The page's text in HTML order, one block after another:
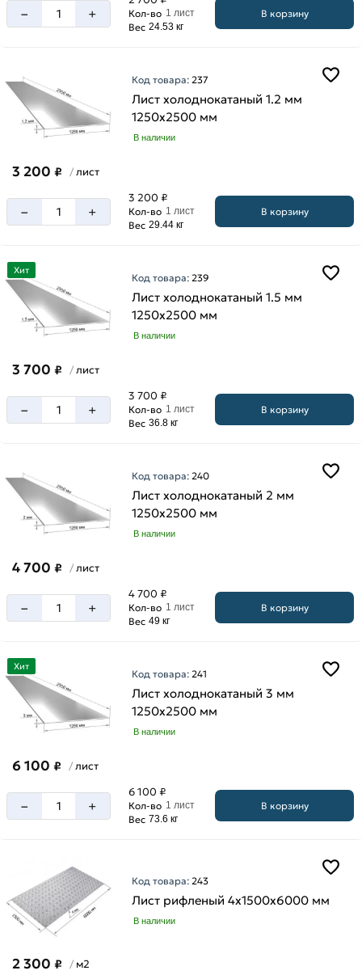
– + Кол-во 1 лист
Вес 24.53 кг
В корзину
Код товара: 237
Лист холоднокатаный 1.2 мм
1250х2500 мм
В наличии
3 200 ₽ / лист
– +
3 200 ₽
Кол-во 1 лист
Вес 29.44 кг
В корзину
Хит
Код товара: 239
Лист холоднокатаный 1.5 мм
1250х2500 мм
В наличии
3 700 ₽ / лист
– +
3 700 ₽
Кол-во 1 лист
Вес 36.8 кг
В корзину
Код товара: 240
Лист холоднокатаный 2 мм
1250х2500 мм
В наличии
4 700 ₽ / лист
– +
4 700 ₽
Кол-во 1 лист
Вес 49 кг
В корзину
Хит
Код товара: 241
Лист холоднокатаный 3 мм
1250х2500 мм
В наличии
6 100 ₽ / лист
– +
6 100 ₽
Кол-во 1 лист
Вес 73.6 кг
В корзину
Код товара: 243
Лист рифленый 4х1500х6000 мм
В наличии
2 300 ₽ / м2